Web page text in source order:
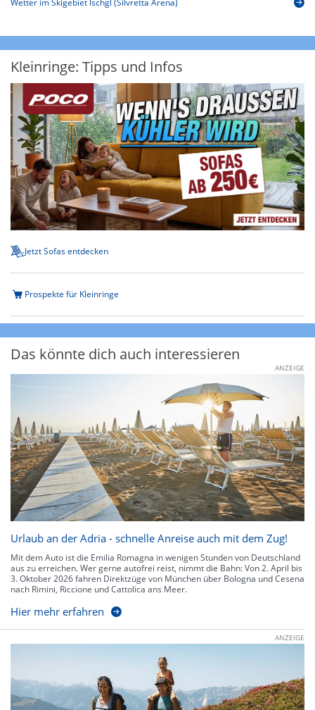
Kleinringe: Tipps und Infos
Jetzt Sofas entdecken
Prospekte für Kleinringe
Das könnte dich auch interessieren
ANZEIGE
Urlaub an der Adria - schnelle Anreise auch mit dem Zug!
Mit dem Auto ist die Emilia Romagna in wenigen Stunden von Deutschland
aus zu erreichen. Wer gerne autofrei reist, nimmt die Bahn: Von 2. April bis
3. Oktober 2026 fahren Direktzüge von München über Bologna und Cesena
nach Rimini, Riccione und Cattolica ans Meer.
Hier mehr erfahren
ANZEIGE